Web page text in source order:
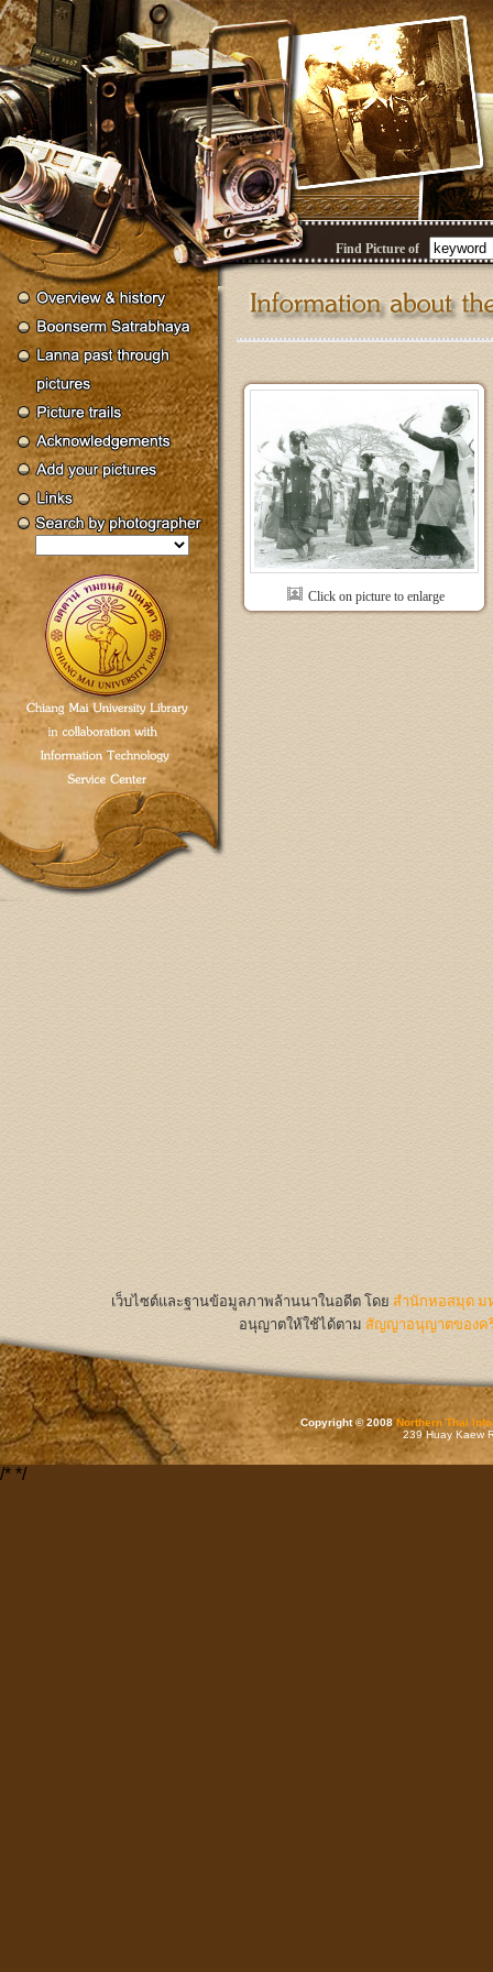
Find Picture of
Click on picture to enlarge
เว็บไซต์และฐานข้อมูลภาพล้านนาในอดีต โดย สำนักหอสมุด ม
อนุญาตให้ใช้ได้ตาม สัญญาอนุญาตของค
Copyright © 2008Northern Thai
239 Huay Kaew
/* */